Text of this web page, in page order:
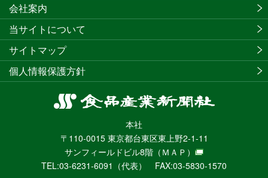
食
産
業
新
聞
本社
〒110-0015 東京都台東区東上野2-1-11
サンフィールドビル8階 （ＭＡＰ）
TEL:03-6231-6091（代表） FAX:03-5830-1570
会社案内
当サイトについて
サイトマップ
個人情報保護方針